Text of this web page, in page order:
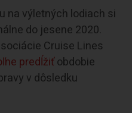
na výletných lodiach si
do jesene 2020.
Cruise Lines
predĺžiťobdobie
v dôsledku